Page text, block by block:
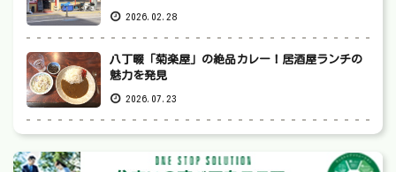
2026.02.28
八丁畷「菊楽屋」の絶品カレー！居酒屋ランチの
魅力を発見
2026.07.23